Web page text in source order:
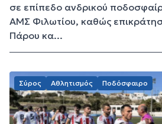
σε επίπεδο ανδρικού
ΑΜΣ Φιλωτίου, καθώς
Πάρου κα...
Σύρος Αθλητισμός Ποδόσφαιρο